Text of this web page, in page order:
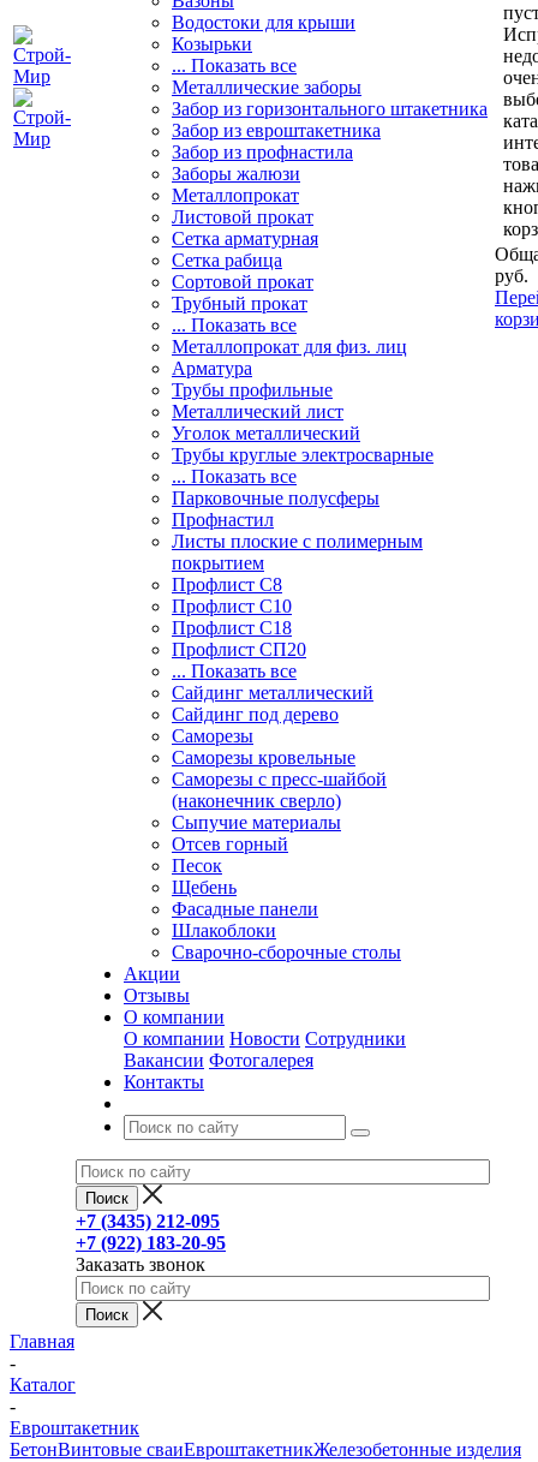
Водостоки для крыши
Козырьки
... Показать все
Металлические заборы
Забор из горизонтального штакетника
Забор из евроштакетника
Забор из профнастила
Заборы жалюзи
Металлопрокат
Листовой прокат
Сетка арматурная
Сетка рабица
Сортовой прокат
Трубный прокат
... Показать все
Металлопрокат для физ. лиц
Арматура
Трубы профильные
Металлический лист
Уголок металлический
Трубы круглые электросварные
... Показать все
Парковочные полусферы
Профнастил
Листы плоские с полимерным
покрытием
Профлист С8
Профлист С10
Профлист С18
Профлист СП20
... Показать все
Сайдинг металлический
Cайдинг под дерево
Саморезы
Саморезы кровельные
Саморезы с пресс-шайбой
(наконечник сверло)
Сыпучие материалы
Отсев горный
Песок
Щебень
Фасадные панели
Шлакоблоки
Сварочно-сборочные столы
Акции
Отзывы
О компании
О компании Новости Сотрудники
Вакансии Фотогалерея
Контакты
+7 (3435) 212-095
+7 (922) 183-20-95
Заказать звонок
руб.
Главная
-
Каталог
-
Евроштакетник
БетонВинтовые сваиЕвроштакетникЖелезобетонные изделия